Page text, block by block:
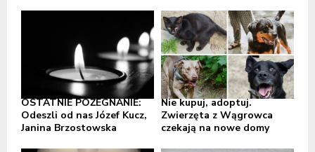
OSTATNIE POŻEGNANIE:
Odeszli od nas Józef Kucz,
Janina Brzostowska
Nie kupuj, adoptuj.
Zwierzęta z Wągrowca
czekają na nowe domy